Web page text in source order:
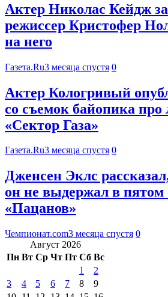
Актер Николас Кейдж
режиссер Кристофер
на него
Газета.Ru3 месяца спустя 0
Актер Кологривый
со съемок байопика
«Сектор Газа»
Газета.Ru3 месяца спустя 0
Дженсен Эклс
он не выдержал в пятом
«Пацанов»
Чемпионат.com3 месяца спустя 0
Август 2026
Пн Вт Ср Чт Пт Сб Вс
1
2
3
4 5 6 7 8
9